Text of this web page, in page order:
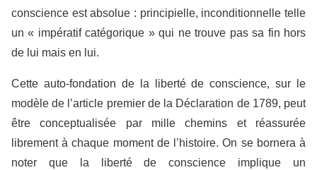
conscience est absolue : principielle, inconditionnelle telle
un « impératif catégorique » qui ne trouve pas sa fin hors
de lui mais en lui.
Cette auto-fondation de la liberté de conscience, sur le
modèle de l’article premier de la Déclaration de 1789, peut
être conceptualisée par mille chemins et réassurée
librement à chaque moment de l’histoire. On se bornera à
noter que la liberté de conscience implique un